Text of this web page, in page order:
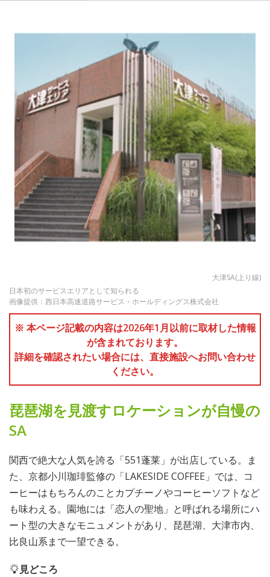
大津SA(上り線)
日本初のサービスエリアとして知られる
画像提供：西日本高速道路サービス・ホールディングス株式会社
※ 本ページ記載の内容は2026年1月以前に取材した情報
が含まれております。
詳細を確認されたい場合には、直接施設へお問い合わせ
ください。
琵琶湖を見渡すロケーションが自慢の
SA
関西で絶大な人気を誇る「551蓬莱」が出店している。ま
た、京都小川珈琲監修の「LAKESIDE COFFEE」では、コ
ーヒーはもちろんのことカプチーノやコーヒーソフトなど
も味わえる。園地には「恋人の聖地」と呼ばれる場所にハ
ート型の大きなモニュメントがあり、琵琶湖、大津市内、
比良山系まで一望できる。
見どころ